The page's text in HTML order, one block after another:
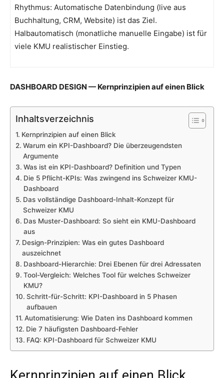
Rhythmus: Automatische Datenbindung (live aus
Buchhaltung, CRM, Website) ist das Ziel.
Halbautomatisch (monatliche manuelle Eingabe) ist für
viele KMU realistischer Einstieg.
DASHBOARD DESIGN — Kernprinzipien auf einen Blick
Inhaltsverzeichnis
Kernprinzipien auf einen Blick
Warum ein KPI-Dashboard? Die überzeugendsten
Argumente
Was ist ein KPI-Dashboard? Definition und Typen
Die 5 Pflicht-KPIs: Was zwingend ins Schweizer KMU-
Dashboard
Das vollständige Dashboard-Inhalt-Konzept für
Schweizer KMU
Das Muster-Dashboard: So sieht ein KMU-Dashboard
aus
Design-Prinzipien: Was ein gutes Dashboard
auszeichnet
Dashboard-Hierarchie: Drei Ebenen für drei Adressaten
Tool-Vergleich: Welches Tool für welches Schweizer
KMU?
Schritt-für-Schritt: KPI-Dashboard in 5 Phasen
aufbauen
Automatisierung: Wie Daten ins Dashboard kommen
Die 7 häufigsten Dashboard-Fehler
FAQ: KPI-Dashboard für Schweizer KMU